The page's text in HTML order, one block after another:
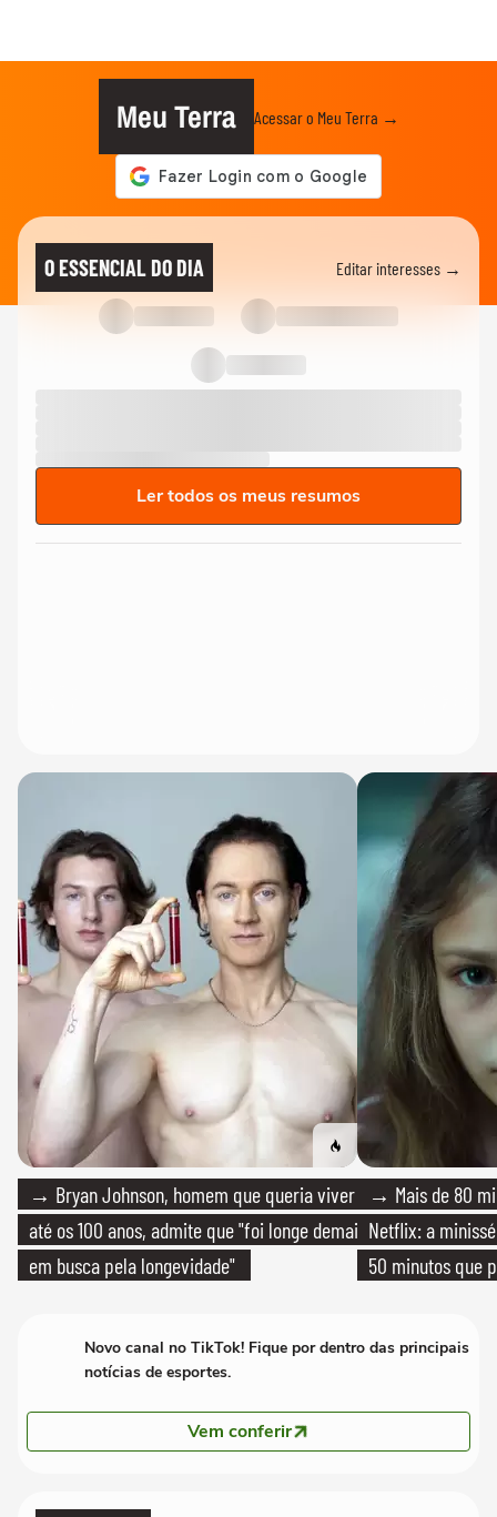
Meu Terra Acessar o Meu Terra →
O ESSENCIAL DO DIA Editar interesses →
Ler todos os meus resumos
→ Bryan Johnson, homem que queria viver
até os 100 anos, admite que "foi longe demais
em busca pela longevidade"
→ Mais de 80
Netflix: a
50 minutos que
Novo canal no TikTok! Fique por dentro das principais
notícias de esportes.
Vem conferir